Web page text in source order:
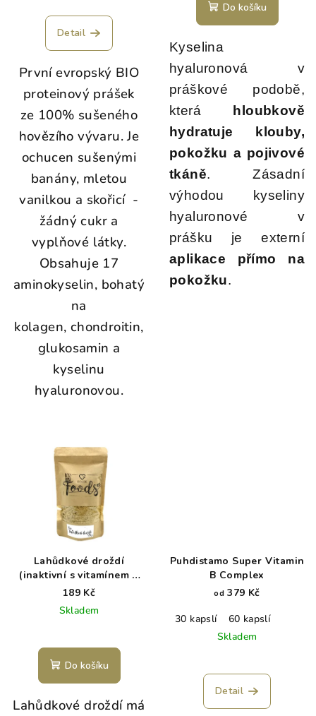
Detail
První evropský BIO
proteinový prášek
ze 100% sušeného
hovězího vývaru. Je
ochucen sušenými
banány, mletou
vanilkou a skořicí -
žádný cukr a
vyplňové látky.
Obsahuje 17
aminokyselin, bohatý
na
kolagen, chondroitin,
glukosamin a
kyselinu
hyaluronovou.
Do košíku
Kyselina
hyaluronová v
práškové podobě,
která
hloubkově
hydratuje klouby,
pokožku a pojivové
tkáně. Zásadní
výhodou kyseliny
hyaluronové v
prášku je externí
aplikace přímo na
pokožku.
Lahůdkové droždí
(inaktivní s vitamínem B
12) BIO 120 g
189 Kč
Skladem
Do košíku
Lahůdkové droždí má
Puhdistamo Super Vitamin
B Complex
od 379 Kč
30 kapslí
60 kapslí
Skladem
Detail